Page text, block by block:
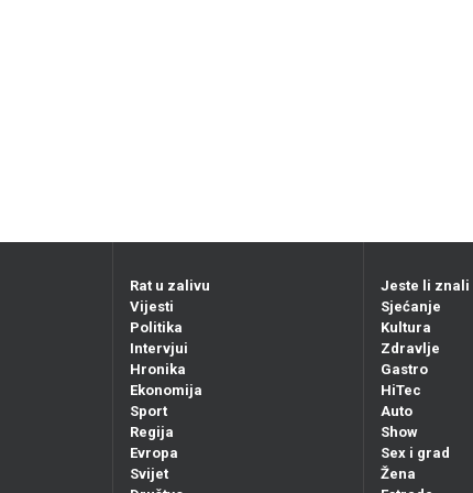
Rat u zalivu
Vijesti
Politika
Intervjui
Hronika
Ekonomija
Sport
Regija
Evropa
Svijet
Jeste li znali
Sjećanje
Kultura
Zdravlje
Gastro
HiTec
Auto
Show
Sex i grad
Žena